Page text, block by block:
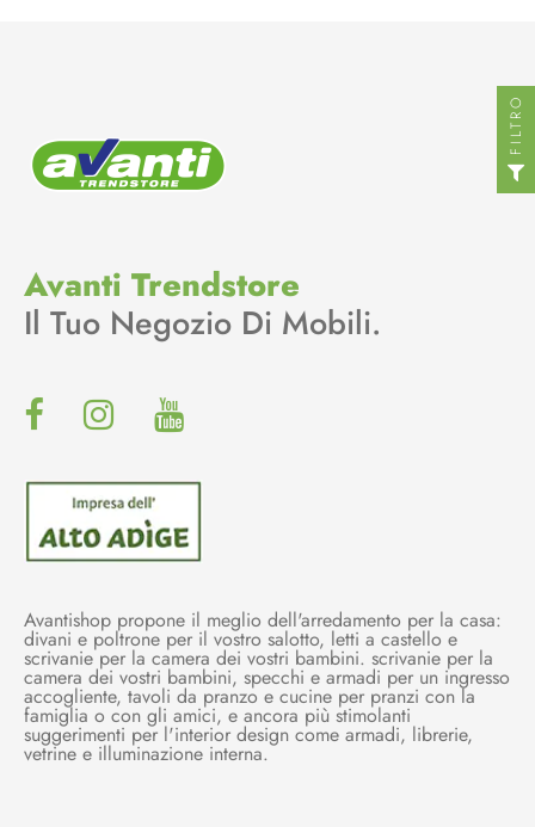
Avanti Trendstore
Il Tuo Negozio Di Mobili.
Avantishop propone il meglio dell'arredamento per la casa:
divani e poltrone per il vostro salotto, letti a castello e
scrivanie per la camera dei vostri bambini. scrivanie per la
camera dei vostri bambini, specchi e armadi per un ingresso
accogliente, tavoli da pranzo e cucine per pranzi con la
famiglia o con gli amici, e ancora più stimolanti
suggerimenti per l'interior design come armadi, librerie,
vetrine e illuminazione interna.
FILTRO